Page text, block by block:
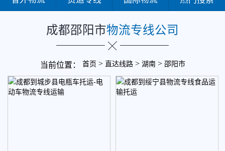
成都邵阳市物流专线公司
当前位置： 首页 > 直达线路> 湖南> 邵阳市